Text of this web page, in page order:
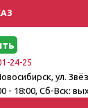
24-25
ул.
- 18:00, Сб-Вск: